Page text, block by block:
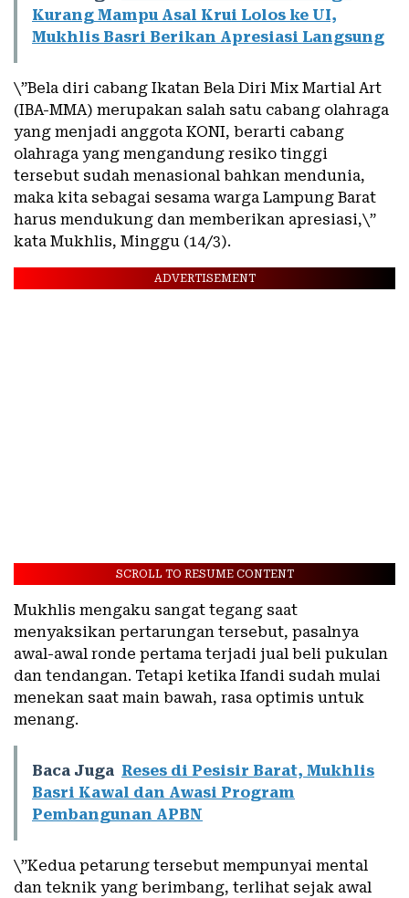
Kurang Mampu Asal Krui Lolos ke UI,
Mukhlis Basri Berikan Apresiasi Langsung
\”Bela diri cabang Ikatan Bela Diri Mix Martial Art
(IBA-MMA) merupakan salah satu cabang olahraga
yang menjadi anggota KONI, berarti cabang
olahraga yang mengandung resiko tinggi
tersebut sudah menasional bahkan mendunia,
maka kita sebagai sesama warga Lampung Barat
harus mendukung dan memberikan apresiasi,\”
kata Mukhlis, Minggu (14/3).
ADVERTISEMENT
SCROLL TO RESUME CONTENT
Mukhlis mengaku sangat tegang saat
menyaksikan pertarungan tersebut, pasalnya
awal-awal ronde pertama terjadi jual beli pukulan
dan tendangan. Tetapi ketika Ifandi sudah mulai
menekan saat main bawah, rasa optimis untuk
menang.
Baca Juga Reses di Pesisir Barat, Mukhlis
Basri Kawal dan Awasi Program
Pembangunan APBN
\”Kedua petarung tersebut mempunyai mental
dan teknik yang berimbang, terlihat sejak awal